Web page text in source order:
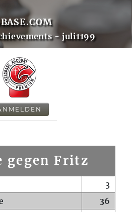
- juli1199
gegen Fritz
3
36